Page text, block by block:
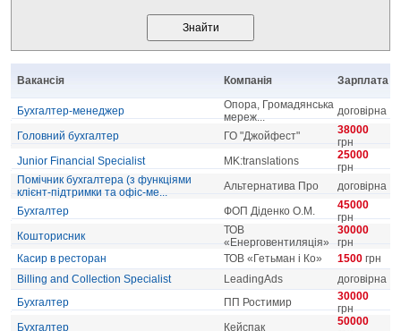
Вакансія Компанія Зарплата
Бухгалтер-менеджер
Опора, Громадянська
мереж...
договірна
Головний бухгалтер
ГО "Джойфест"
38000
грн
Junior Financial Specialist
MK:translations
25000
грн
Помічник бухгалтера (з функціями
клієнт-підтримки та офіс-ме...
Альтернатива Про
договірна
Бухгалтер
ФОП Діденко О.М.
45000
грн
Кошторисник
ТОВ
«Енерговентиляція»
30000
грн
Касир в ресторан
ТОВ «Гетьман і Ко» 1500 грн
Billing and Collection Specialist
LeadingAds
договірна
Бухгалтер
ПП Ростимир
30000
грн
Бухгалтер
Кейспак
50000